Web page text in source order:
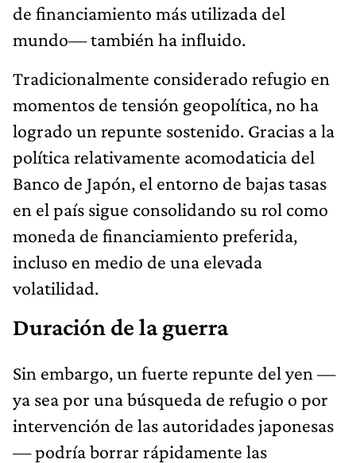
de financiamiento más utilizada del
mundo— también ha influido.
Tradicionalmente considerado refugio en
momentos de tensión geopolítica, no ha
logrado un repunte sostenido. Gracias a la
política relativamente acomodaticia del
Banco de Japón, el entorno de bajas tasas
en el país sigue consolidando su rol como
moneda de financiamiento preferida,
incluso en medio de una elevada
volatilidad.
Duración de la guerra
Sin embargo, un fuerte repunte del yen —
ya sea por una búsqueda de refugio o por
intervención de las autoridades japonesas
— podría borrar rápidamente las